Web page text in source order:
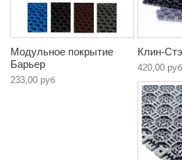
Модульное покрытие
Барьер
233,00 руб
Клин-
420,00 руб